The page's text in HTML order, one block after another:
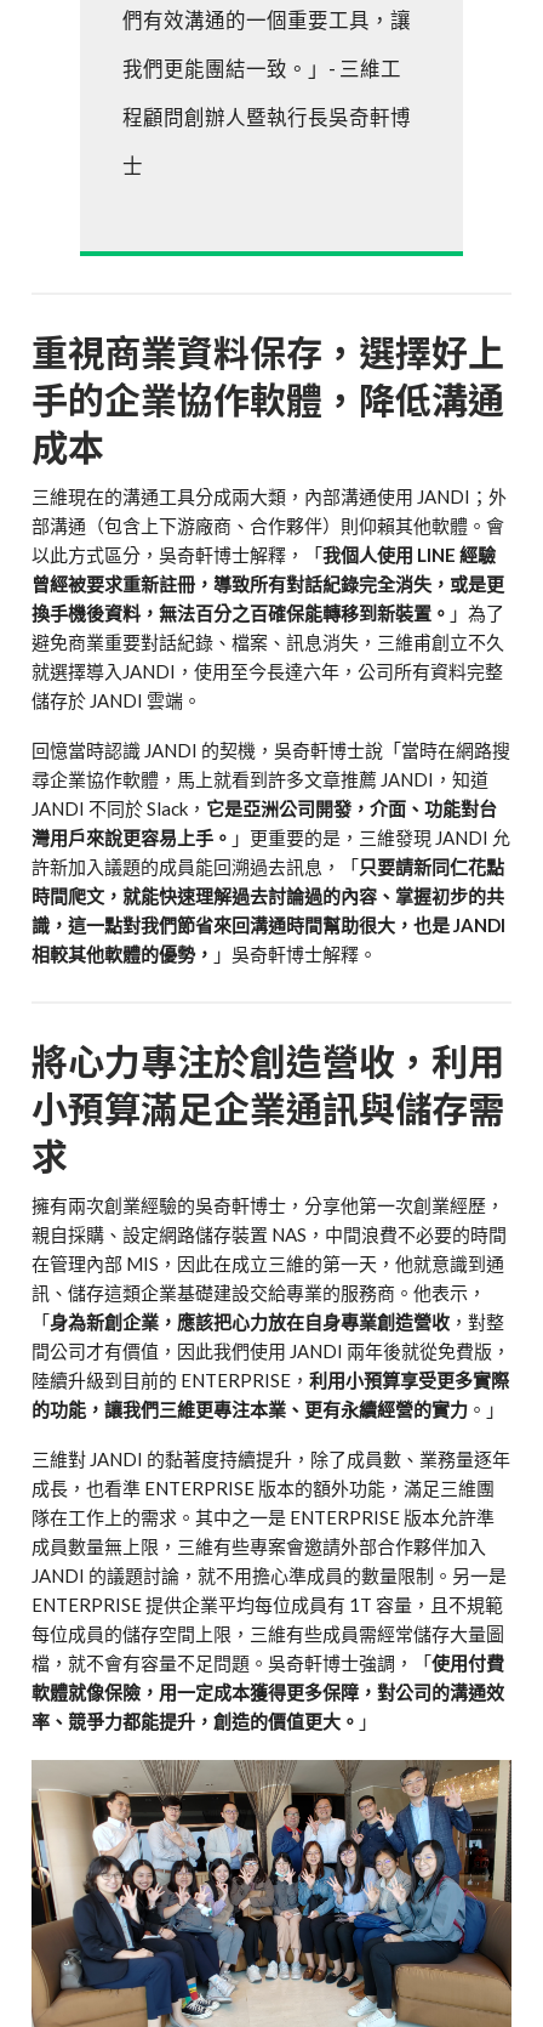
們有效溝通的一個重要工具，讓
我們更能團結一致。」- 三維工
程顧問創辦人暨執行長吳奇軒博
士
重視商業資料保存，選擇好上
手的企業協作軟體，降低溝通
成本
三維現在的溝通工具分成兩大類，內部溝通使用 JANDI；外
部溝通（包含上下游廠商、合作夥伴）則仰賴其他軟體。會
以此方式區分，吳奇軒博士解釋，「我個人使用 LINE 經驗
曾經被要求重新註冊，導致所有對話紀錄完全消失，或是更
換手機後資料，無法百分之百確保能轉移到新裝置。 」為了
避免商業重要對話紀錄、檔案、訊息消失，三維甫創立不久
就選擇導入JANDI，使用至今長達六年，公司所有資料完整
儲存於 JANDI 雲端。
回憶當時認識 JANDI 的契機，吳奇軒博士說「當時在網路搜
尋企業協作軟體，馬上就看到許多文章推薦 JANDI，知道
JANDI 不同於 Slack， 它是亞洲公司開發，介面、功能對台
灣用戶來說更容易上手。 」更重要的是，三維發現 JANDI 允
許新加入議題的成員能回溯過去訊息，「只要請新同仁花點
時間爬文，就能快速理解過去討論過的內容、掌握初步的共
識，這一點對我們節省來回溝通時間幫助很大，也是 JANDI
相較其他軟體的優勢， 」吳奇軒博士解釋。
將心力專注於創造營收，利用
小預算滿足企業通訊與儲存需
求
擁有兩次創業經驗的吳奇軒博士，分享他第一次創業經歷，
親自採購、設定網路儲存裝置 NAS，中間浪費不必要的時間
在管理內部 MIS，因此在成立三維的第一天，他就意識到通
訊、儲存這類企業基礎建設交給專業的服務商。他表示，
「身為新創企業，應該把心力放在自身專業創造營收 ，對整
間公司才有價值，因此我們使用 JANDI 兩年後就從免費版，
陸續升級到目前的 ENTERPRISE，利用小預算享受更多實際
的功能，讓我們三維更專注本業、更有永續經營的實力 。」
三維對 JANDI 的黏著度持續提升，除了成員數、業務量逐年
成長，也看準 ENTERPRISE 版本的額外功能，滿足三維團
隊在工作上的需求。其中之一是 ENTERPRISE 版本允許準
成員數量無上限，三維有些專案會邀請外部合作夥伴加入
JANDI 的議題討論，就不用擔心準成員的數量限制。另一是
ENTERPRISE 提供企業平均每位成員有 1T 容量，且不規範
每位成員的儲存空間上限，三維有些成員需經常儲存大量圖
檔，就不會有容量不足問題。吳奇軒博士強調，「使用付費
軟體就像保險，用一定成本獲得更多保障，對公司的溝通效
率、競爭力都能提升，創造的價值更大。 」